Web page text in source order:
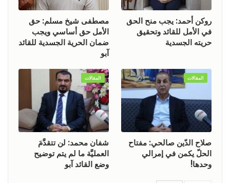
روكن أحمد: يجب منح الحق
في الأمل للقائد وتحقيق
حريته الجسدية
مصطفى شيخ مسلم: حق
الأمل حق أساسي ويجب
ضمان الحرية الجسدية للقائد
آبو
المقالات
صلاح الدّين صالحي: مفتاح
الحلّ يكمن في إمرالي
وحدها!
المقالات
شفان محمد: لن تتقدَّمَ
العمليَّة ما لم يتم توضيح
وضع القائد آبو